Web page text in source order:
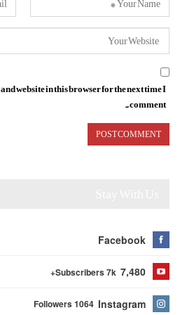
website in this browser for the next time I
comment.
Facebook
7,480
Subscribers 7k+
Instagram
Followers 1064